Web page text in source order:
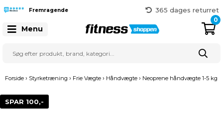
365 dages returret
Gratis fragt over 999 kr.
41 128 128
Fremragende
Menu
0
Forside › Styrketræning › Frie Vægte › Håndvægte › Neoprene håndvægte 1-5 kg
SPAR 100,-